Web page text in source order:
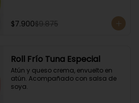
$7.900$9.875
Roll Frío Tuna Especial
Atún y queso crema, envuelto en
atún. Acompañado con salsa de
soya.